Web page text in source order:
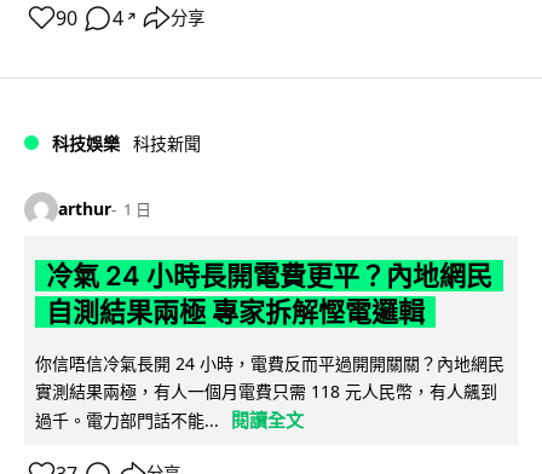
90 4 ↗ 分享
科技娛樂 科技新聞
arthur 1 日
冷氣 24 小時長開電費更平？內地網民
自測結果兩極 專家拆解慳電邏輯
你信唔信冷氣長開 24 小時，電費反而平過開開關關？內地網民
實測結果兩極，有人一個月電費只需 118 元人民幣，有人飆到
過千。電力部門話不能...
閱讀全文